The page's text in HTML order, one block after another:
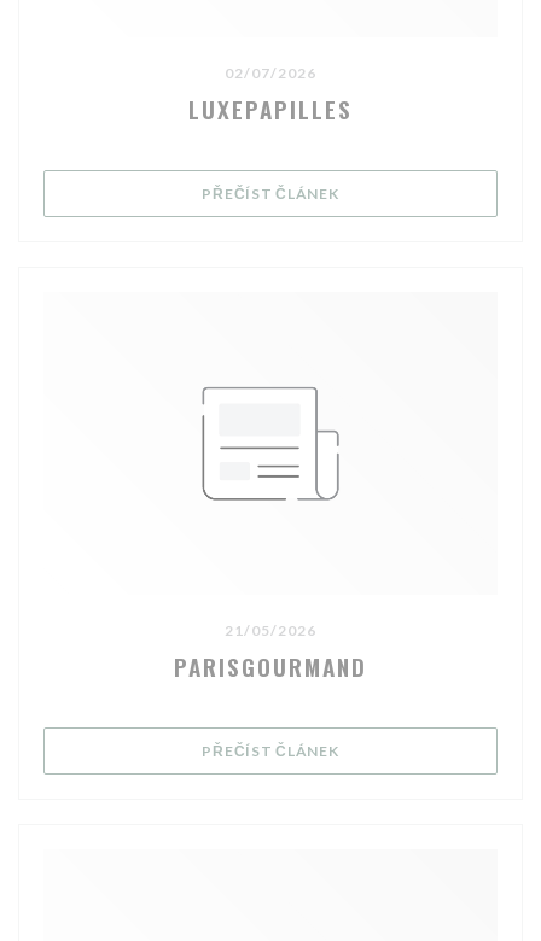
02/07/2026
LUXEPAPILLES
PŘEČÍST ČLÁNEK((OTEVŘE SE V NOVÉM
21/05/2026
PARISGOURMAND
PŘEČÍST ČLÁNEK((OTEVŘE SE V NOVÉM